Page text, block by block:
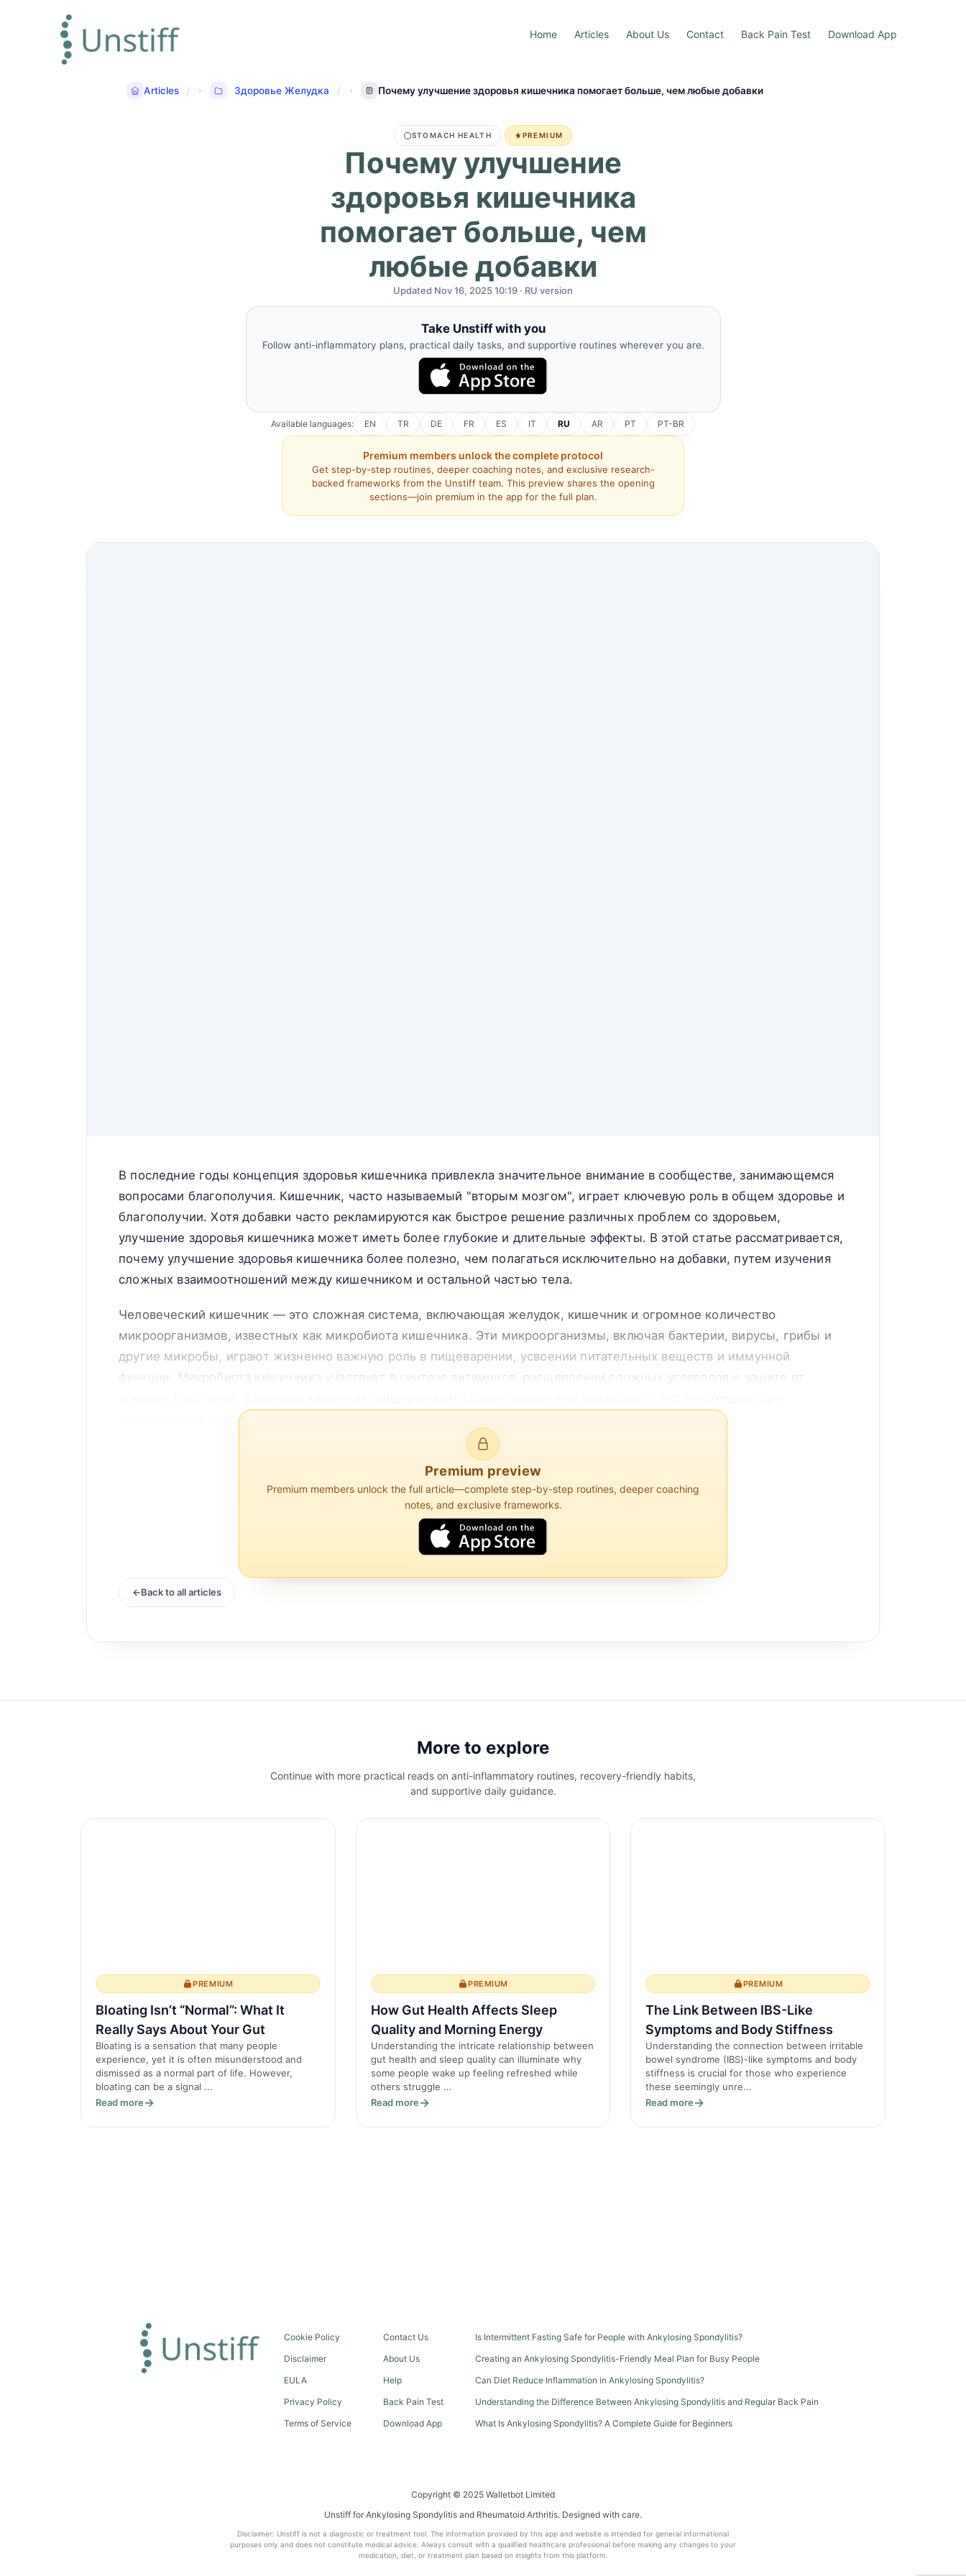
Home Articles About Us Contact Back Pain Test Download App
Articles Здоровье Желудка Почему улучшение здоровья кишечника помогает больше, чем любые добавки
STOMACH HEALTH PREMIUM
Почему улучшение
здоровья кишечника
помогает больше, чем
любые добавки
Updated Nov 16, 2025 10:19 · RU version
Take Unstiff with you
Follow anti-inflammatory plans, practical daily tasks, and supportive routines wherever you are.
Available languages: EN TR DE FR ES IT RU AR PT PT-BR
Premium members unlock the complete protocol
Get step-by-step routines, deeper coaching notes, and exclusive research-
backed frameworks from the Unstiff team. This preview shares the opening
sections—join premium in the app for the full plan.
В последние годы концепция здоровья кишечника привлекла значительное внимание в сообществе, занимающемся
вопросами благополучия. Кишечник, часто называемый "вторым мозгом", играет ключевую роль в общем здоровье и
благополучии. Хотя добавки часто рекламируются как быстрое решение различных проблем со здоровьем,
улучшение здоровья кишечника может иметь более глубокие и длительные эффекты. В этой статье рассматривается,
почему улучшение здоровья кишечника более полезно, чем полагаться исключительно на добавки, путем изучения
сложных взаимоотношений между кишечником и остальной частью тела.
Человеческий кишечник — это сложная система, включающая желудок, кишечник и огромное количество
микроорганизмов, известных как микробиота кишечника. Эти микроорганизмы, включая бактерии, вирусы, грибы и
другие микробы, играют жизненно важную роль в пищеварении, усвоении питательных веществ и иммунной
функции. Микробиота кишечника участвует в синтезе витаминов, расщеплении сложных углеводов и защите от
оптимального здоровья.
Одной из самых убедительных причин сосредоточиться на зд...
Premium preview
Premium members unlock the full article—complete step-by-step routines, deeper coaching
notes, and exclusive frameworks.
Back to all articles
More to explore
Continue with more practical reads on anti-inflammatory routines, recovery-friendly habits,
and supportive daily guidance.
PREMIUM
Bloating Isn’t “Normal”: What It
Really Says About Your Gut
Bloating is a sensation that many people
experience, yet it is often misunderstood and
dismissed as a normal part of life. However,
bloating can be a signal ...
Read more
PREMIUM
How Gut Health Affects Sleep
Quality and Morning Energy
Understanding the intricate relationship between
gut health and sleep quality can illuminate why
some people wake up feeling refreshed while
others struggle ...
Read more
PREMIUM
The Link Between IBS-Like
Symptoms and Body Stiffness
Understanding the connection between irritable
bowel syndrome (IBS)-like symptoms and body
stiffness is crucial for those who experience
these seemingly unre...
Read more
Cookie Policy
Disclaimer
EULA
Privacy Policy
Terms of Service
Contact Us
About Us
Help
Back Pain Test
Download App
Is Intermittent Fasting Safe for People with Ankylosing Spondylitis?
Creating an Ankylosing Spondylitis-Friendly Meal Plan for Busy People
Can Diet Reduce Inflammation in Ankylosing Spondylitis?
Understanding the Difference Between Ankylosing Spondylitis and Regular Back Pain
What Is Ankylosing Spondylitis? A Complete Guide for Beginners
Copyright © 2025 Walletbot Limited
Unstiff for Ankylosing Spondylitis and Rheumatoid Arthritis. Designed with care.
Disclaimer: Unstiff is not a diagnostic or treatment tool. The information provided by this app and website is intended for general informational
purposes only and does not constitute medical advice. Always consult with a qualified healthcare professional before making any changes to your
medication, diet, or treatment plan based on insights from this platform.